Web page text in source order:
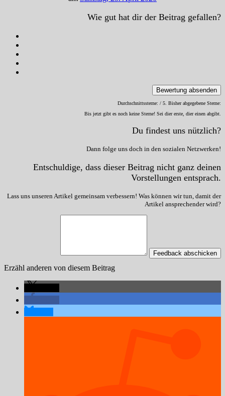
Wie gut hat dir der Beitrag gefallen?
Bewertung absenden
Durchschnittssterne: / 5. Bisher abgegebene Sterne:
Bis jetzt gibt es noch keine Sterne! Sei dier erste, dier einen abgibt.
Du findest uns nützlich?
Dann folge uns doch in den sozialen Netzwerken!
Entschuldige, dass dieser Beitrag nicht ganz deinen
Vorstellungen entsprach.
Lass uns unseren Artikel gemeinsam verbessern! Was können wir tun, damit der
Artikel ansprechender wird?
Feedback abschicken
Erzähl anderen von diesem Beitrag